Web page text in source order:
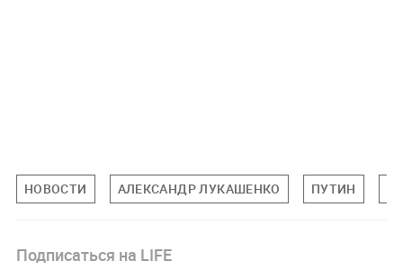
НОВОСТИ АЛЕКСАНДР ЛУКАШЕНКО ПУТИН
Подписаться на LIFE